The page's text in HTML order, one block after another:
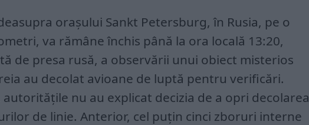
orașului Sankt Petersburg, în Rusia, pe o
va rămâne închis până la ora locală 13:20,
de presa rusă, a observării unui obiect misterios
au decolat avioane de luptă pentru verificări.
autoritățile nu au explicat decizia de a opri decolarea
de linie. Anterior, cel puțin cinci zboruri interne